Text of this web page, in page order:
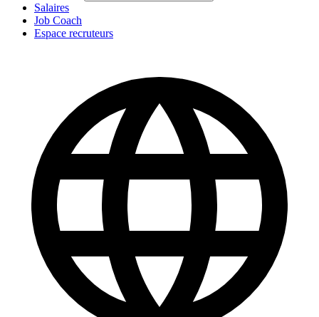
Salaires
Job Coach
Espace recruteurs